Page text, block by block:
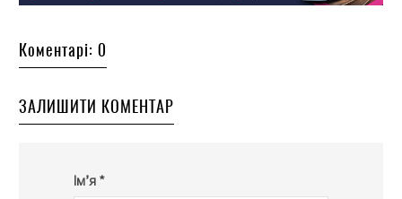
Коментарі: 0
ЗАЛИШИТИ КОМЕНТАР
Ім’я *